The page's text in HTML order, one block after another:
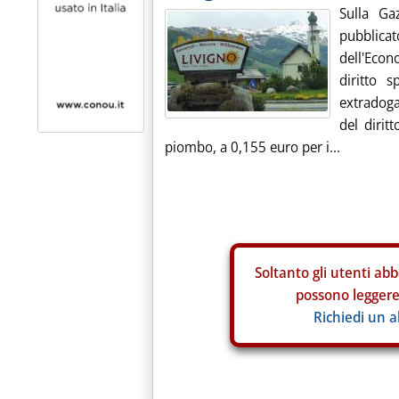
Sulla
diritto
del
piombo, a 0,155 euro per i...
Soltanto gli utenti
possono
Richiedi un